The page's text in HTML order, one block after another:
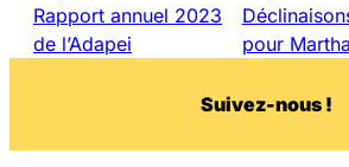
Rapport annuel 2023
de l’Adapei
pour
Suivez-nous !